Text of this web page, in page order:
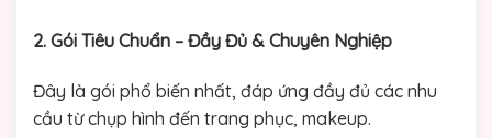
2. Gói Tiêu Chuẩn – Đầy Đủ & Chuyên Nghiệp
Đây là gói phổ biến nhất, đáp ứng đầy đủ các nhu
cầu từ chụp hình đến trang phục, makeup.